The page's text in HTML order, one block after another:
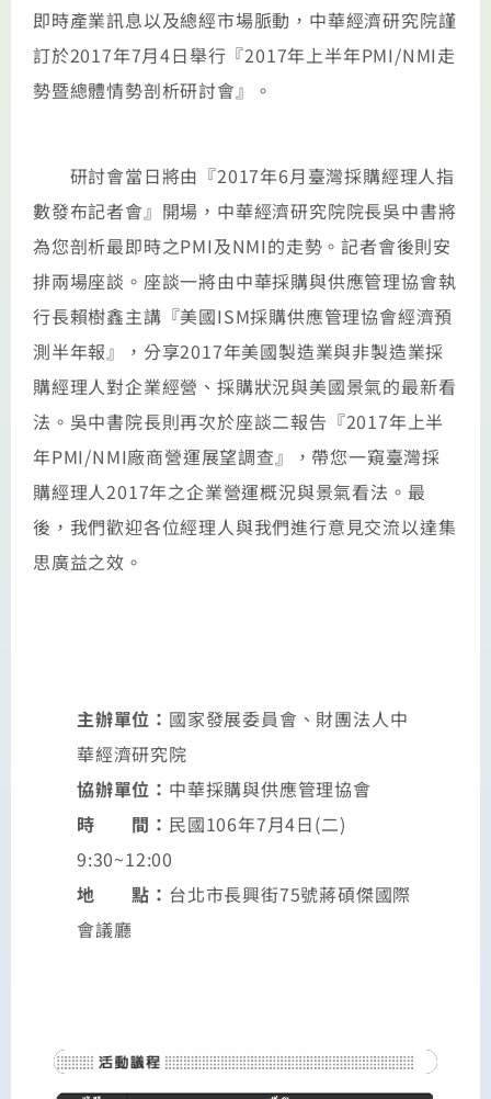
即時產業訊息以及總經市場脈動，中華經濟研究院謹
訂於2017年7月4日舉行『2017年上半年PMI/NMI走
勢暨總體情勢剖析研討會』。
研討會當日將由『2017年6月臺灣採購經理人指
數發布記者會』開場，中華經濟研究院院長吳中書將
為您剖析最即時之PMI及NMI的走勢。記者會後則安
排兩場座談。座談一將由中華採購與供應管理協會執
行長賴樹鑫主講『美國ISM採購供應管理協會經濟預
測半年報』，分享2017年美國製造業與非製造業採
購經理人對企業經營、採購狀況與美國景氣的最新看
法。吳中書院長則再次於座談二報告『2017年上半
年PMI/NMI廠商營運展望調查』，帶您一窺臺灣採
購經理人2017年之企業營運概況與景氣看法。最
後，我們歡迎各位經理人與我們進行意見交流以達集
思廣益之效。
主辦單位： 國家發展委員會、財團法人中
華經濟研究院
協辦單位： 中華採購與供應管理協會
時 間： 民國106年7月4日(二)
9:30~12:00
地 點： 台北市長興街75號蔣碩傑國際
會議廳